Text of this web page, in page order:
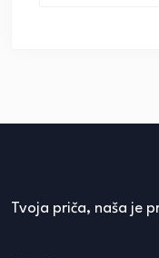
Tvoja priča, naša je